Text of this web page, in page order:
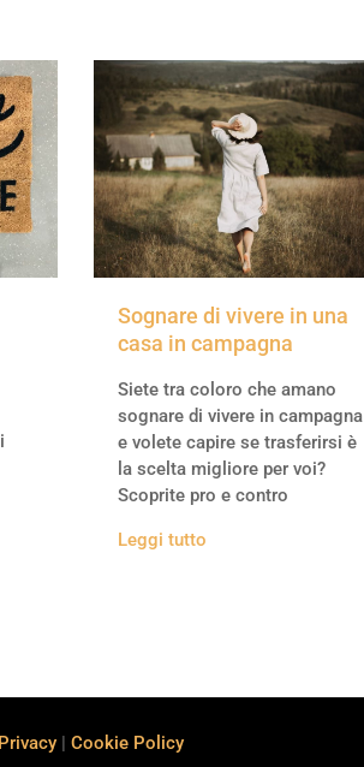
Sognare di vivere in una
casa in campagna
Siete tra coloro che amano
sognare di vivere in campagna
e volete capire se trasferirsi è
la scelta migliore per voi?
Scoprite pro e contro
Leggi tutto
Privacy | Cookie Policy